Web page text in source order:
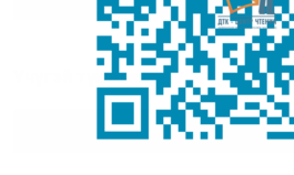
Үчүгэй түҥэтик
Аудиоплеер